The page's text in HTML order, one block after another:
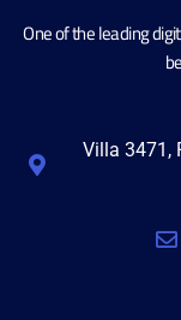
One of the leading
Villa 3471,